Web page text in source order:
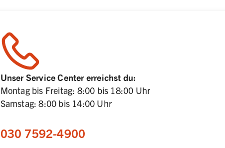
Unser Service Center erreichst du:
Montag bis Freitag: 8:00 bis 18:00 Uhr
Samstag: 8:00 bis 14:00 Uhr
030 7592-4900